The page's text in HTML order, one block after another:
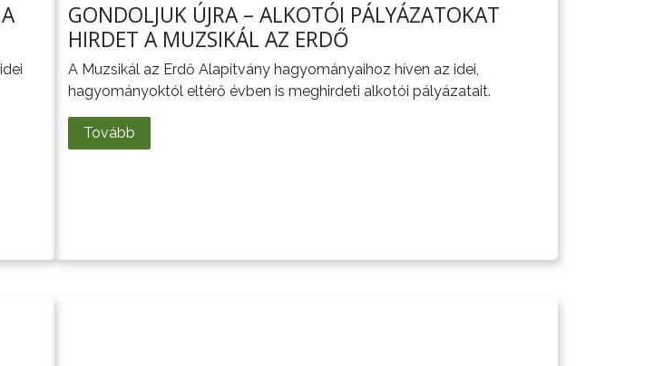
GONDOLJUK ÚJRA – ALKOTÓI PÁLYÁZATOKAT
HIRDET A MUZSIKÁL AZ ERDŐ
A Muzsikál az Erdő Alapítvány hagyományaihoz híven az idei,
hagyományoktól eltérő évben is meghirdeti alkotói pályázatait.
Tovább